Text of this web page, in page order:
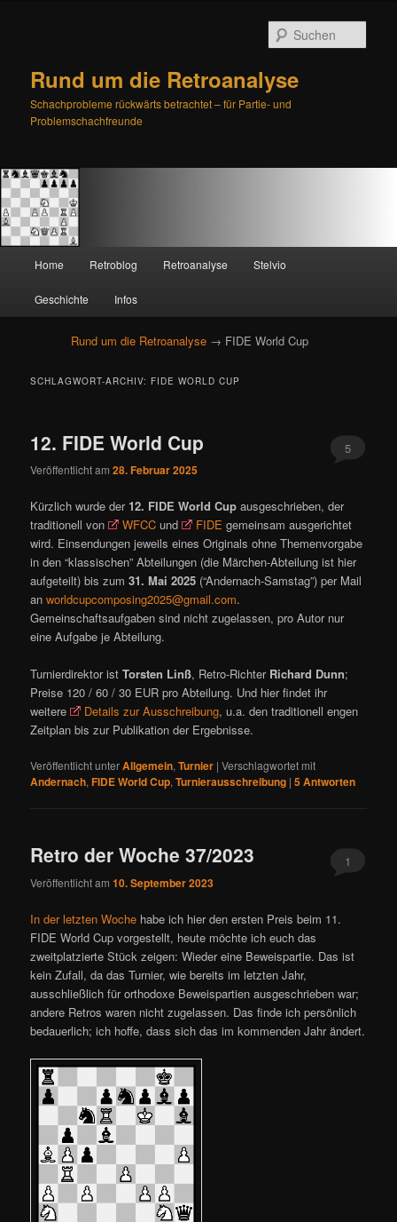
Rund um die Retroanalyse
Schachprobleme rückwärts betrachtet – für Partie- und
Problemschachfreunde
Zum
primären
Inhalt
springen
Zum
sekundären
Inhalt
springen
Home Retroblog Retroanalyse Stelvio
Geschichte Infos
Rund um die Retroanalyse → FIDE World Cup
SCHLAGWORT-ARCHIV: FIDE WORLD CUP
12. FIDE World Cup
Veröffentlicht am28. Februar 2025
5
Kürzlich wurde der 12. FIDE World Cup ausgeschrieben, der
traditionell von
WFCC und FIDE gemeinsam ausgerichtet
wird. Einsendungen jeweils eines Originals ohne Themenvorgabe
in den “klassischen” Abteilungen (die Märchen-Abteilung ist hier
aufgeteilt) bis zum31. Mai 2025 (“Andernach-Samstag”) per Mail
anworldcupcomposing2025@gmail.com.
Gemeinschaftsaufgaben sind nicht zugelassen, pro Autor nur
eine Aufgabe je Abteilung.
Turnierdirektor istTorsten Linß, Retro-Richter Richard Dunn;
Preise 120 / 60 / 30 EUR pro Abteilung. Und hier findet ihr
weitere
Details zur Ausschreibung, u.a. den traditionell engen
Zeitplan bis zur Publikation der Ergebnisse.
Veröffentlicht unterAllgemein,Turnier |Verschlagwortet mit
Andernach,FIDE World Cup,Turnierausschreibung |5Antworten
Retro der Woche 37/2023
Veröffentlicht am10. September 2023
1
In der letzten Woche habe ich hier den ersten Preis beim 11.
FIDE World Cup vorgestellt, heute möchte ich euch das
zweitplatzierte Stück zeigen: Wieder eine Beweispartie. Das ist
kein Zufall, da das Turnier, wie bereits im letzten Jahr,
ausschließlich für orthodoxe Beweispartien ausgeschrieben war;
andere Retros waren nicht zugelassen. Das finde ich persönlich
bedauerlich; ich hoffe, dass sich das im kommenden Jahr ändert.